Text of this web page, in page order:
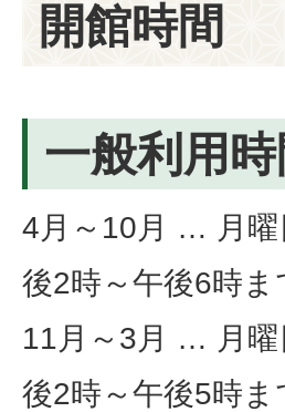
開館時間
一般利用時
4月～10月 … 月曜
後2時～午後6時ま
11月～3月 … 月曜
後2時～午後5時ま